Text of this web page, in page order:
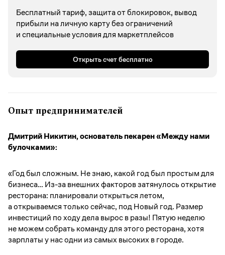
Бесплатный тариф, защита от блокировок, вывод
прибыли на личную карту без ограничений
и специальные условия для маркетплейсов
Открыть счет бесплатно
Опыт предпринимателей
Дмитрий Никитин, основатель пекарен «Между нами
булочками»:
«Год был сложным. Не знаю, какой год был простым для
бизнеса… Из-за внешних факторов затянулось открытие
ресторана: планировали открыться летом,
а открываемся только сейчас, под Новый год. Размер
инвестиций по ходу дела вырос в разы! Пятую неделю
не можем собрать команду для этого ресторана, хотя
зарплаты у нас одни из самых высоких в городе.